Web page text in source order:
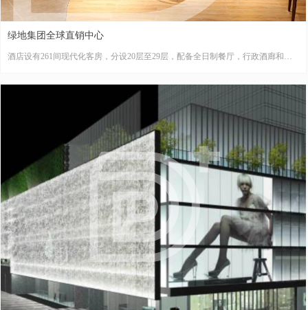
绿地集团全球直销中心
酒店设有261间现代化客房，分设20层至29层，配备全日制餐厅，行政酒廊和设